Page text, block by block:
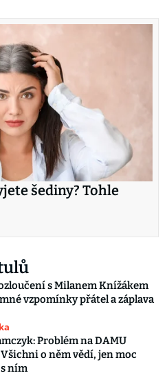
šediny? Tohle
s Milanem Knížákem
vzpomínky přátel a záplava
Problém na DAMU
o něm vědí, jen moc
ním